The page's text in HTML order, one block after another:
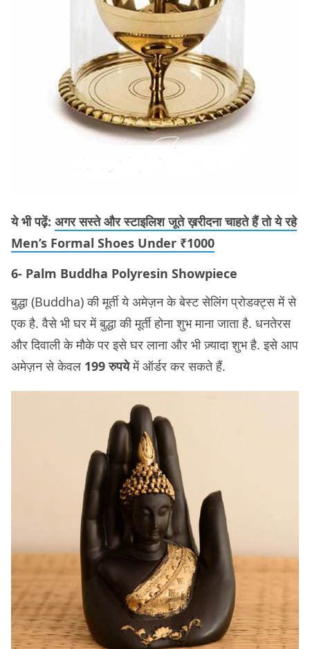
ये भी पढ़ें: अगर सस्ते और स्टाइलिश जूते ख़रीदना चाहते हैं तो ये रहे
Men’s Formal Shoes Under ₹1000
6- Palm Buddha Polyresin Showpiece
बुद्धा (Buddha) की मूर्ती ये अमेज़न के बेस्ट सेलिंग प्रोडक्ट्स में से
एक है. वैसे भी घर में बुद्धा की मूर्ती होना शुभ माना जाता है. धनतेरस
और दिवाली के मौके पर इसे घर लाना और भी ज़्यादा शुभ है. इसे आप
अमेज़न से केवल 199 रुपयेमें ऑर्डर कर सकते हैं.